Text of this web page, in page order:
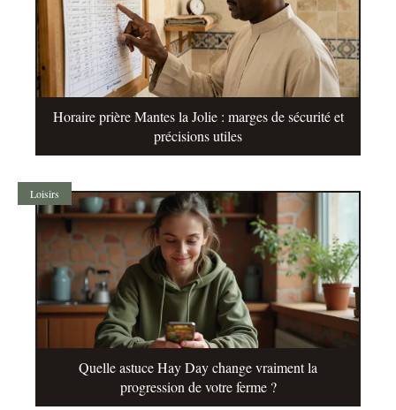
Horaire prière Mantes la Jolie : marges de sécurité et
précisions utiles
Loisirs
Quelle astuce Hay Day change vraiment la
progression de votre ferme ?